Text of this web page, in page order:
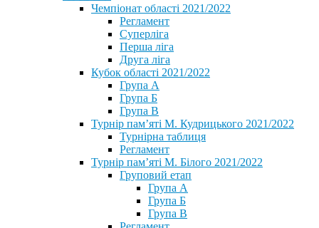
Чемпіонат області 2021/2022
Регламент
Суперліга
Перша ліга
Друга ліга
Кубок області 2021/2022
Група А
Група Б
Група В
Турнір пам’яті М. Кудрицького 2021/2022
Турнірна таблиця
Регламент
Турнір пам’яті М. Білого 2021/2022
Груповий етап
Група А
Група Б
Група В